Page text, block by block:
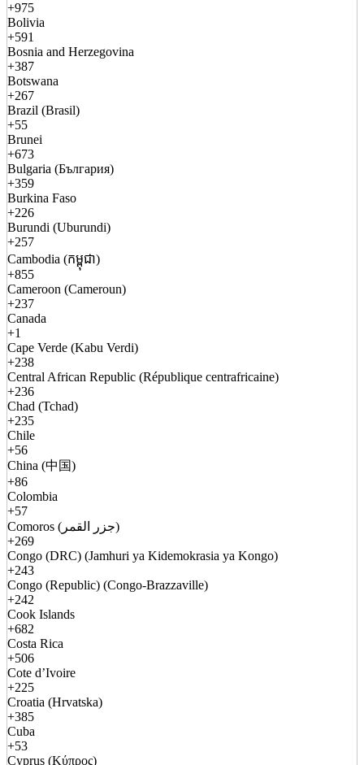
+975
Bolivia
+591
Bosnia and Herzegovina
+387
Botswana
+267
Brazil (Brasil)
+55
Brunei
+673
Bulgaria (България)
+359
Burkina Faso
+226
Burundi (Uburundi)
+257
Cambodia (កម្ពុជា)
+855
Cameroon (Cameroun)
+237
Canada
+1
Cape Verde (Kabu Verdi)
+238
Central African Republic (République centrafricaine)
+236
Chad (Tchad)
+235
Chile
+56
China (中国)
+86
Colombia
+57
Comoros (جزر القمر)
+269
Congo (DRC) (Jamhuri ya Kidemokrasia ya Kongo)
+243
Congo (Republic) (Congo-Brazzaville)
+242
Cook Islands
+682
Costa Rica
+506
Cote d’Ivoire
+225
Croatia (Hrvatska)
+385
Cuba
+53
Cyprus (Κύπρος)